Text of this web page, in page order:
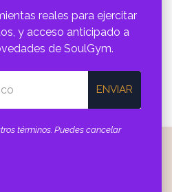
reales para ejercitar
y acceso anticipado a
de SoulGym.
ENVIAR
términos. Puedes cancelar